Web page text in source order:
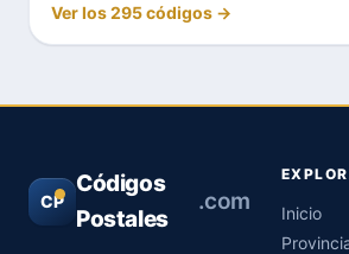
Ver los 295 códigos →
CP
Códigos
Postales
.com
Inicio